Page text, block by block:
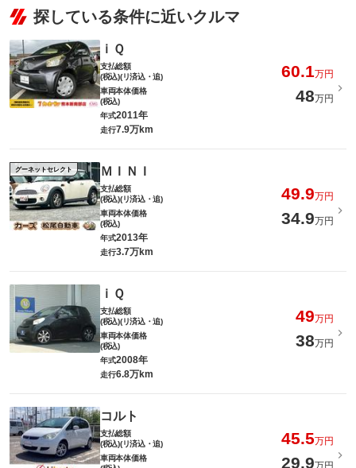
探している条件に近いクルマ
ｉＱ
支払総額
(税込)(リ済込・追)
60.1万円
車両本体価格
(税込)
48万円
年式2011年
走行7.9万km
グーネットセレクト ＭＩＮＩ
支払総額
(税込)(リ済込・追)
49.9万円
車両本体価格
(税込)
34.9万円
年式2013年
走行3.7万km
ｉＱ
支払総額
(税込)(リ済込・追)
49万円
車両本体価格
(税込)
38万円
年式2008年
走行6.8万km
コルト
支払総額
(税込)(リ済込・追)
45.5万円
車両本体価格
29.9万円